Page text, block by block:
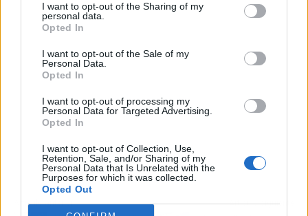
I want to opt-out of the Sharing of my
personal data.
Opted In
I want to opt-out of the Sale of my
Personal Data.
Opted In
I want to opt-out of processing my
Personal Data for Targeted Advertising.
Opted In
I want to opt-out of Collection, Use,
Retention, Sale, and/or Sharing of my
Personal Data that Is Unrelated with the
Purposes for which it was collected.
Opted Out
Artículo anterior
Artículo siguiente